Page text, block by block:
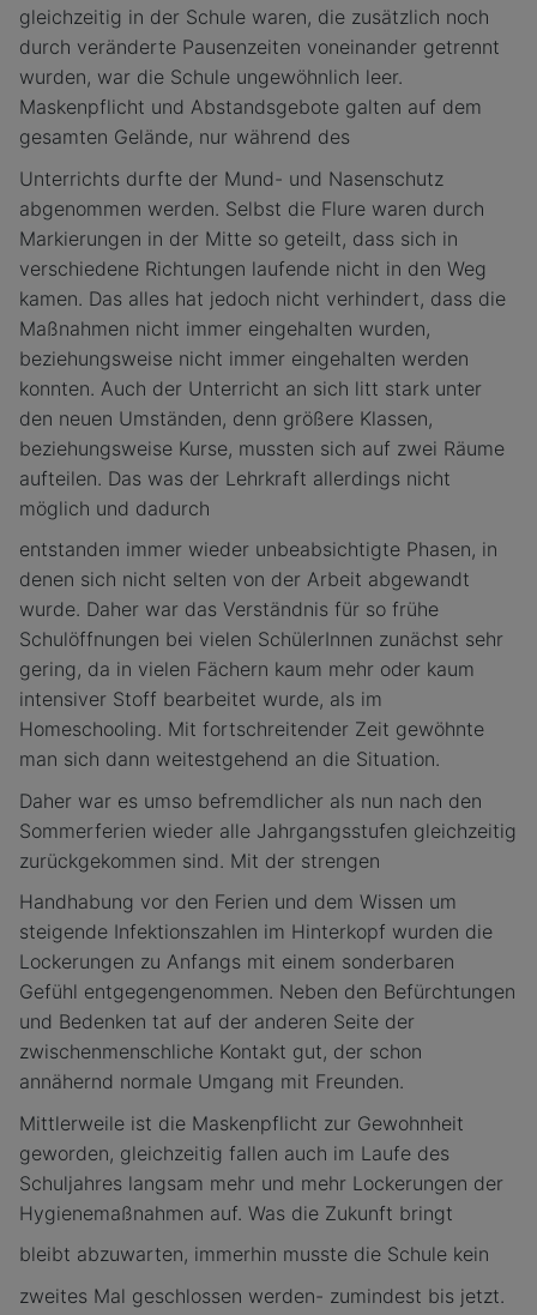
gleichzeitig in der Schule waren, die zusätzlich noch
durch veränderte Pausenzeiten voneinander getrennt
wurden, war die Schule ungewöhnlich leer.
Maskenpflicht und Abstandsgebote galten auf dem
gesamten Gelände, nur während des
Unterrichts durfte der Mund- und Nasenschutz
abgenommen werden. Selbst die Flure waren durch
Markierungen in der Mitte so geteilt, dass sich in
verschiedene Richtungen laufende nicht in den Weg
kamen. Das alles hat jedoch nicht verhindert, dass die
Maßnahmen nicht immer eingehalten wurden,
beziehungsweise nicht immer eingehalten werden
konnten. Auch der Unterricht an sich litt stark unter
den neuen Umständen, denn größere Klassen,
beziehungsweise Kurse, mussten sich auf zwei Räume
aufteilen. Das was der Lehrkraft allerdings nicht
möglich und dadurch
entstanden immer wieder unbeabsichtigte Phasen, in
denen sich nicht selten von der Arbeit abgewandt
wurde. Daher war das Verständnis für so frühe
Schulöffnungen bei vielen SchülerInnen zunächst sehr
gering, da in vielen Fächern kaum mehr oder kaum
intensiver Stoff bearbeitet wurde, als im
Homeschooling. Mit fortschreitender Zeit gewöhnte
man sich dann weitestgehend an die Situation.
Daher war es umso befremdlicher als nun nach den
Sommerferien wieder alle Jahrgangsstufen gleichzeitig
zurückgekommen sind. Mit der strengen
Handhabung vor den Ferien und dem Wissen um
steigende Infektionszahlen im Hinterkopf wurden die
Lockerungen zu Anfangs mit einem sonderbaren
Gefühl entgegengenommen. Neben den Befürchtungen
und Bedenken tat auf der anderen Seite der
zwischenmenschliche Kontakt gut, der schon
annähernd normale Umgang mit Freunden.
Mittlerweile ist die Maskenpflicht zur Gewohnheit
geworden, gleichzeitig fallen auch im Laufe des
Schuljahres langsam mehr und mehr Lockerungen der
Hygienemaßnahmen auf. Was die Zukunft bringt
bleibt abzuwarten, immerhin musste die Schule kein
zweites Mal geschlossen werden- zumindest bis jetzt.